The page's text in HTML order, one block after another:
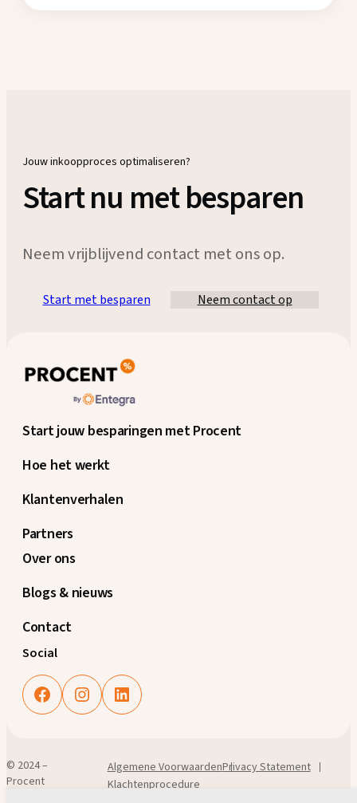
Jouw inkoopproces optimaliseren?
Start nu met besparen
Neem vrijblijvend contact met ons op.
Start met besparen Neem contact op
Start jouw besparingen met Procent
Hoe het werkt
Klantenverhalen
Partners
Over ons
Blogs & nieuws
Contact
Social
FacebookInstagramLinkedIn
© 2024 –
Procent
Algemene VoorwaardenPrivacy Statement
Klachtenprocedure